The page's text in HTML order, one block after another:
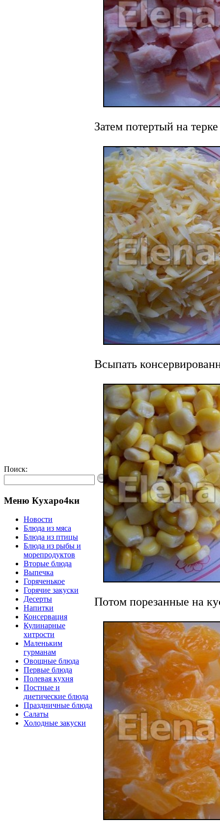
Поиск:
Меню Кухаро4ки
Новости
Блюда из мяса
Блюда из птицы
Блюда из рыбы и
морепродуктов
Вторые блюда
Выпечка
Горяченькое
Горячие закуски
Десерты
Напитки
Консервация
Кулинарные
хитрости
Маленьким
гурманам
Овощные блюда
Первые блюда
Полевая кухня
Постные и
диетические блюда
Праздничные блюда
Салаты
Холодные закуски
Затем потертый на
Всыпать
Потом порезанные на